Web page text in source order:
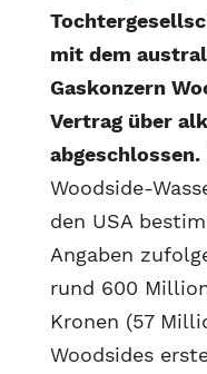
mit dem
Gaskonzern
Vertrag über
abgeschlossen.
Woodside-
den USA
Angaben
rund 600
Kronen (57
Woodsides